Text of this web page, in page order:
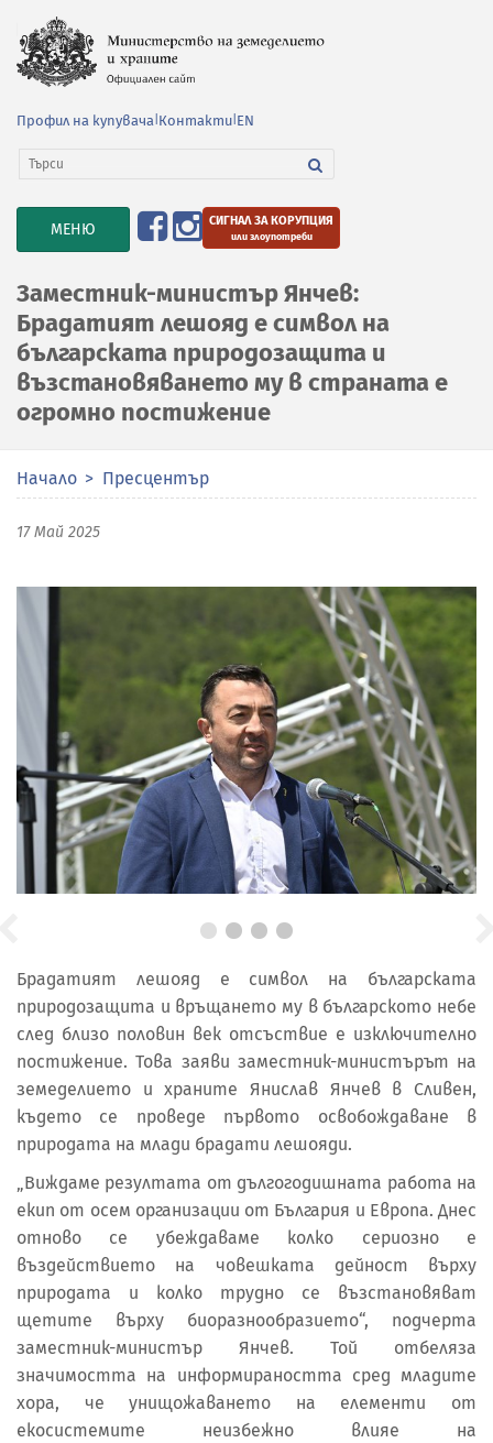
Профил на купувача Контакти EN
TOGGLE
NAVIGATION
МЕНЮ СИГНАЛ ЗА КОРУПЦИЯ
или злоупотреби
Заместник-министър Янчев:
Брадатият лешояд е символ на
българската природозащита и
възстановяването му в страната е
огромно постижение
Начало Пресцентър
17 Май 2025
Брадатият лешояд е символ на българската
природозащита и връщането му в българското небе
след близо половин век отсъствие е изключително
постижение. Това заяви заместник-министърът на
земеделието и храните Янислав Янчев в Сливен,
където се проведе първото освобождаване в
природата на млади брадати лешояди.
„Виждаме резултата от дългогодишната работа на
екип от осем организации от България и Европа. Днес
отново се убеждаваме колко сериозно е
въздействието на човешката дейност върху
природата и колко трудно се възстановяват
щетите върху биоразнообразието“, подчерта
заместник-министър Янчев. Той отбеляза
значимостта на информираността сред младите
хора, че унищожаването на елементи от
екосистемите неизбежно влияе на